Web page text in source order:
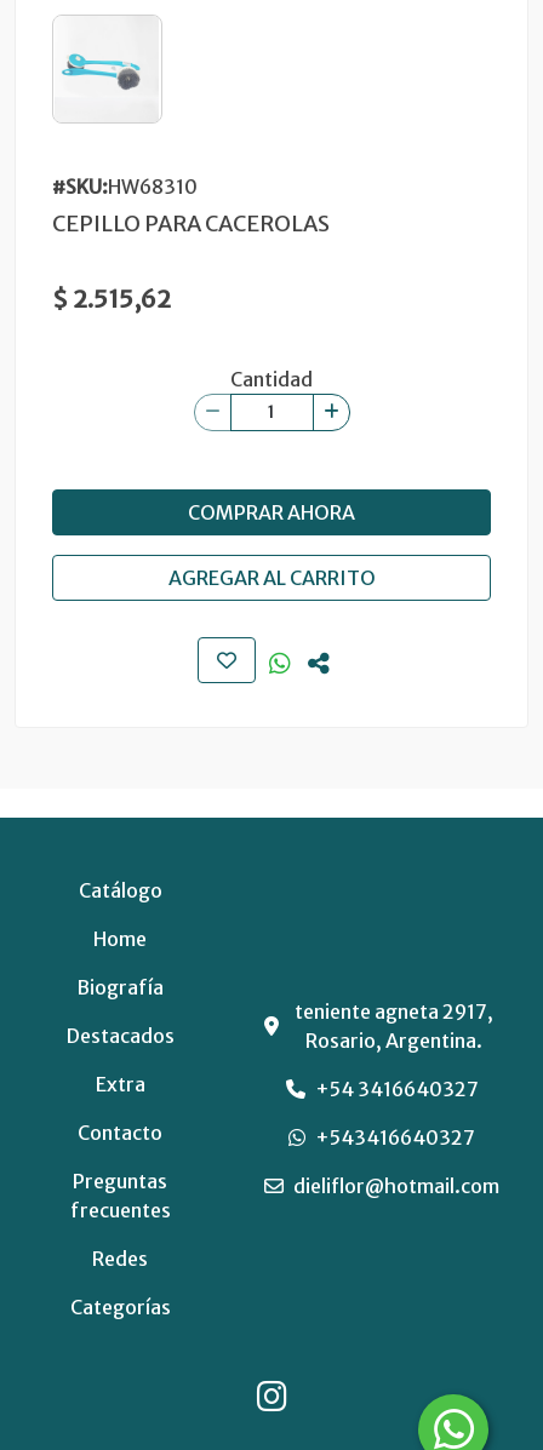
#SKU:HW68310
CEPILLO PARA CACEROLAS
$ 2.515,62
Cantidad
COMPRAR AHORA
AGREGAR AL CARRITO
Catálogo
Home
Biografía
Destacados
Extra
Contacto
Preguntas
frecuentes
Redes
Categorías
teniente agneta 2917,
Rosario, Argentina.
+54 3416640327
+543416640327
dieliflor@hotmail.com